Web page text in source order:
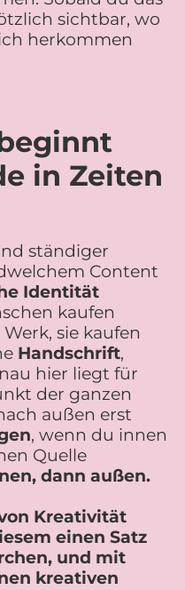
sichtbar, wo
herkommen
in Zeiten
ständiger
Content
Identität
kaufen
sie kaufen
Handschrift,
hier liegt für
der ganzen
außen erst
, wenn du innen
Quelle
dann außen.
Kreativität
einen Satz
und mit
kreativen